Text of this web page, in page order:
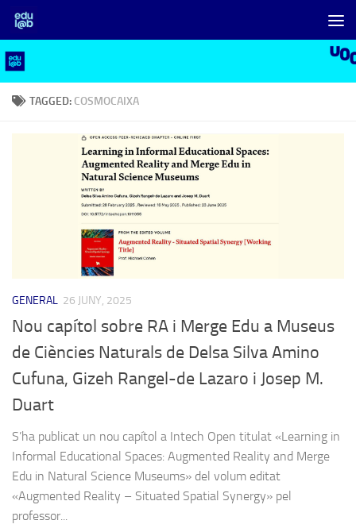
Skip to content
TAGGED: COSMOCAIXA
GENERAL 26 JUNY, 2025
Nou capítol sobre RA i Merge Edu a Museus
de Ciències Naturals de Delsa Silva Amino
Cufuna, Gizeh Rangel-de Lazaro i Josep M.
Duart
S’ha publicat un nou capítol a Intech Open titulat «Learning in
Informal Educational Spaces: Augmented Reality and Merge
Edu in Natural Science Museums» del volum editat
«Augmented Reality – Situated Spatial Synergy» pel
professor...